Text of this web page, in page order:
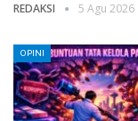
REDAKSI 5 Agu 2026
OPINI